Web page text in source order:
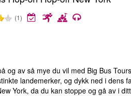
(1)
og av så mye du vil med Big Bus
landemerker, og dykk ned i dens
York, da du kan stoppe og gå av i